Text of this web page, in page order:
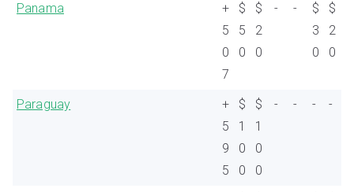
Panama
+
5
0
7
$
5
0
$
2
0
- -
$
3
0
$
2
0
Paraguay
+
5
9
5
$
1
0
0
$
1
0
0
- - - -